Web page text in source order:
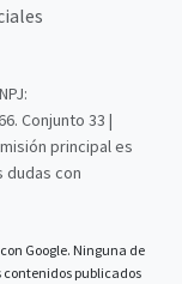
Conjunto 33 |
principal es
dudas con
Google. Ninguna de
contenidos publicados